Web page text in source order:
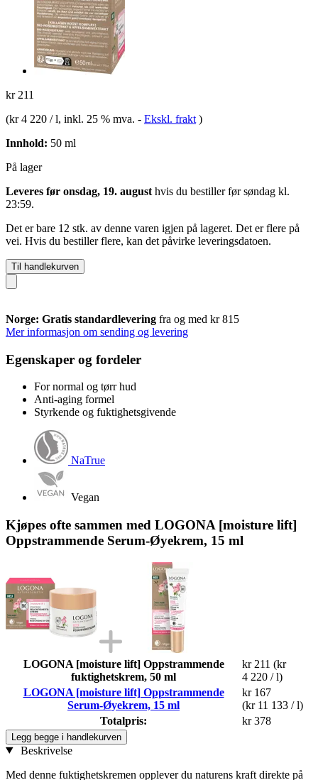
kr 211
(kr 4 220 / l, inkl. 25 % mva. - Ekskl. frakt )
Innhold: 50 ml
På lager
Leveres før onsdag, 19. august hvis du bestiller førsøndag kl.
23:59.
Det er bare 12 stk. av denne varen igjen på lageret. Det er flere på
vei. Hvis du bestiller flere, kan det påvirke leveringsdatoen.
Til handlekurven
Norge: Gratis standardlevering fra og med kr 815
Mer informasjon om sending og levering
Egenskaper og fordeler
For normal og tørr hud
Anti-aging formel
Styrkende og fuktighetsgivende
NaTrue
Vegan
Kjøpes ofte sammen med LOGONA [moisture lift]
Oppstrammende Serum-Øyekrem, 15 ml
LOGONA [moisture lift] Oppstrammende
fuktighetskrem, 50 ml
kr 211 (kr
4 220 / l)
LOGONA [moisture lift] Oppstrammende
Serum-Øyekrem, 15 ml
kr 167
(kr 11 133 / l)
Totalpris:
kr 378
Legg begge i handlekurven
Beskrivelse
Med denne fuktighetskremen opplever du naturens kraft direkte på